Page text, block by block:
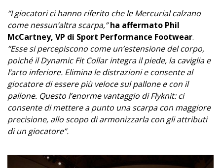
“I giocatori ci hanno riferito che le Mercurial calzano
come nessun’altra scarpa,” ha affermato Phil
McCartney, VP di Sport Performance Footwear.
“Esse si percepiscono come un’estensione del corpo,
poiché il Dynamic Fit Collar integra il piede, la caviglia e
l’arto inferiore. Elimina le distrazioni e consente al
giocatore di essere più veloce sul pallone e con il
pallone. Questo l’enorme vantaggio di Flyknit: ci
consente di mettere a punto una scarpa con maggiore
precisione, allo scopo di armonizzarla con gli attributi
di un giocatore”.